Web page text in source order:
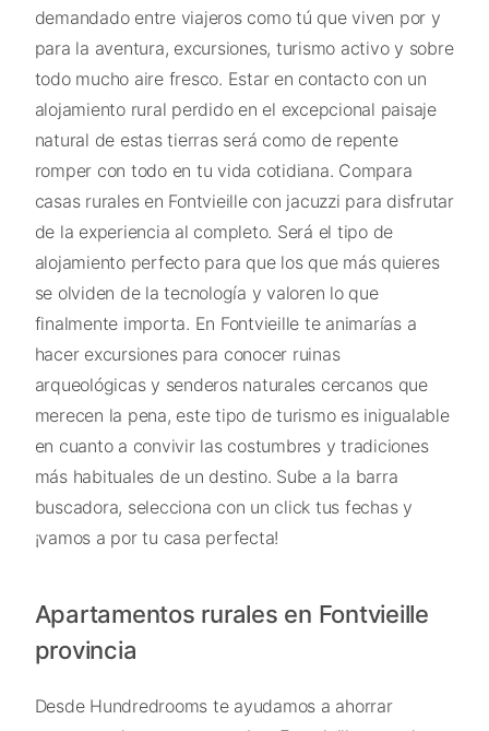
demandado entre viajeros como tú que viven por y
para la aventura, excursiones, turismo activo y sobre
todo mucho aire fresco. Estar en contacto con un
alojamiento rural perdido en el excepcional paisaje
natural de estas tierras será como de repente
romper con todo en tu vida cotidiana. Compara
casas rurales en Fontvieille con jacuzzi para disfrutar
de la experiencia al completo. Será el tipo de
alojamiento perfecto para que los que más quieres
se olviden de la tecnología y valoren lo que
finalmente importa. En Fontvieille te animarías a
hacer excursiones para conocer ruinas
arqueológicas y senderos naturales cercanos que
merecen la pena, este tipo de turismo es inigualable
en cuanto a convivir las costumbres y tradiciones
más habituales de un destino. Sube a la barra
buscadora, selecciona con un click tus fechas y
¡vamos a por tu casa perfecta!
Apartamentos rurales en Fontvieille
provincia
Desde Hundredrooms te ayudamos a ahorrar